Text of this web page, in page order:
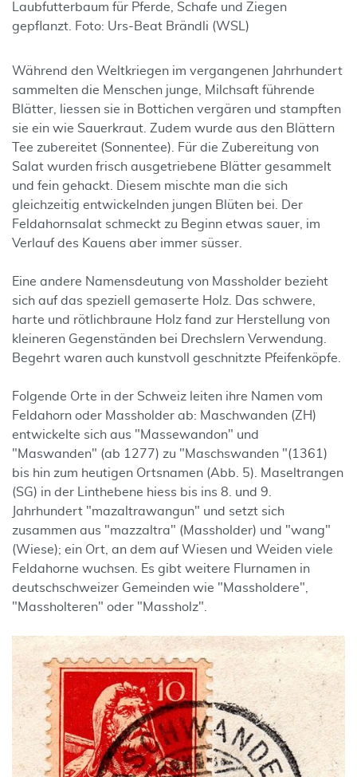
Laubfutterbaum für Pferde, Schafe und Ziegen
gepflanzt. Foto: Urs-Beat Brändli (WSL)
Während den Weltkriegen im vergangenen Jahrhundert
sammelten die Menschen junge, Milchsaft führende
Blätter, liessen sie in Bottichen vergären und stampften
sie ein wie Sauerkraut. Zudem wurde aus den Blättern
Tee zubereitet (Sonnentee). Für die Zubereitung von
Salat wurden frisch ausgetriebene Blätter gesammelt
und fein gehackt. Diesem mischte man die sich
gleichzeitig entwickelnden jungen Blüten bei. Der
Feldahornsalat schmeckt zu Beginn etwas sauer, im
Verlauf des Kauens aber immer süsser.
Eine andere Namensdeutung von Massholder bezieht
sich auf das speziell gemaserte Holz. Das schwere,
harte und rötlichbraune Holz fand zur Herstellung von
kleineren Gegenständen bei Drechslern Verwendung.
Begehrt waren auch kunstvoll geschnitzte Pfeifenköpfe.
Folgende Orte in der Schweiz leiten ihre Namen vom
Feldahorn oder Massholder ab: Maschwanden (ZH)
entwickelte sich aus "Massewandon" und
"Maswanden" (ab 1277) zu "Maschswanden "(1361)
bis hin zum heutigen Ortsnamen (Abb. 5). Maseltrangen
(SG) in der Linthebene hiess bis ins 8. und 9.
Jahrhundert "mazaltrawangun" und setzt sich
zusammen aus "mazzaltra" (Massholder) und "wang"
(Wiese); ein Ort, an dem auf Wiesen und Weiden viele
Feldahorne wuchsen. Es gibt weitere Flurnamen in
deutschschweizer Gemeinden wie "Massholdere",
"Massholteren" oder "Massholz".